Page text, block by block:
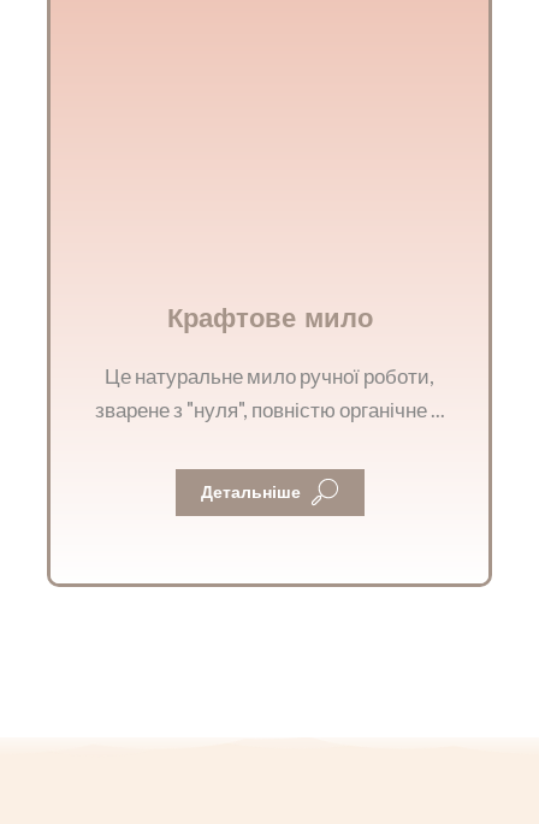
Крафтове мило
Це натуральне мило ручної роботи,
зварене з "нуля", повністю органічне ...
Детальніше